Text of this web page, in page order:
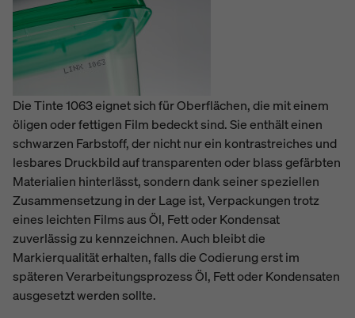
Die Tinte 1063 eignet sich für Oberflächen, die mit einem
öligen oder fettigen Film bedeckt sind. Sie enthält einen
schwarzen Farbstoff, der nicht nur ein kontrastreiches und
lesbares Druckbild auf transparenten oder blass gefärbten
Materialien hinterlässt, sondern dank seiner speziellen
Zusammensetzung in der Lage ist, Verpackungen trotz
eines leichten Films aus Öl, Fett oder Kondensat
zuverlässig zu kennzeichnen. Auch bleibt die
Markierqualität erhalten, falls die Codierung erst im
späteren Verarbeitungsprozess Öl, Fett oder Kondensaten
ausgesetzt werden sollte.